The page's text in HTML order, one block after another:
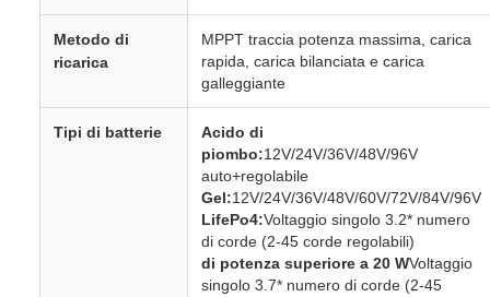
Metodo di
ricarica
MPPT traccia potenza massima, carica
rapida, carica bilanciata e carica
galleggiante
Tipi di batterie
Acido di
piombo:12V/24V/36V/48V/96V
auto+regolabile
Gel:12V/24V/36V/48V/60V/72V/84V/96V
LifePo4:Voltaggio singolo 3.2* numero
di corde (2-45 corde regolabili)
di potenza superiore a 20 WVoltaggio
singolo 3.7* numero di corde (2-45